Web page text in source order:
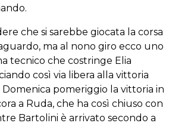
che si sarebbe giocata la corsa
ma al nono giro ecco uno
tecnico che costringe Elia
così via libera alla vittoria
pomeriggio la vittoria in
a Ruda, che ha così chiuso con
Bartolini è arrivato secondo a